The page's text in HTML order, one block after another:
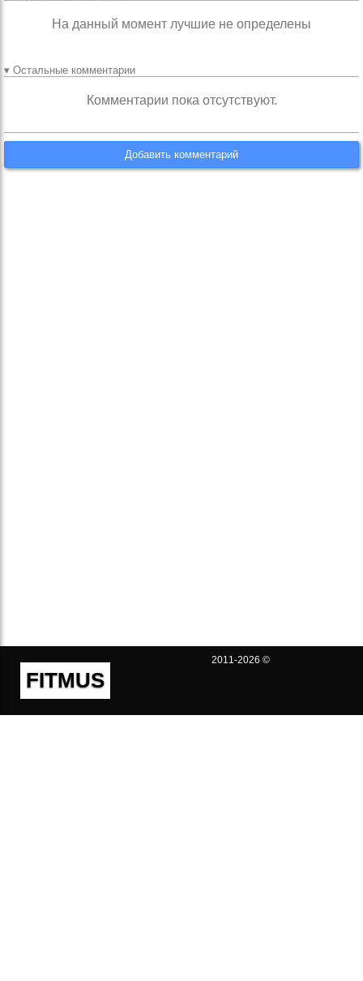
На данный момент лучшие не определены
▾ Остальные комментарии
Комментарии пока отсутствуют.
Добавить комментарий
FITMUS
2011-2026 ©